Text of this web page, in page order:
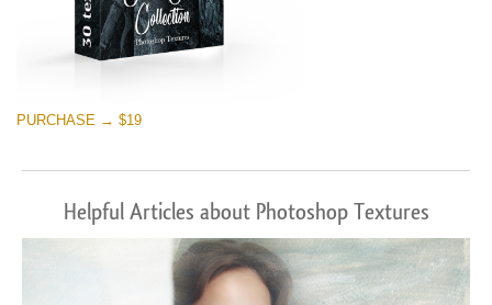
PURCHASE → $19
Helpful Articles about Photoshop Textures